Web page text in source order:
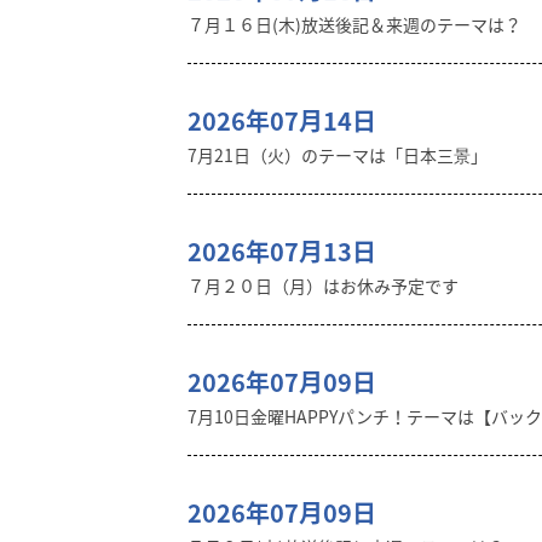
７月１６日(木)放送後記＆来週のテーマは？
2026年07月14日
7月21日（火）のテーマは「日本三景」
2026年07月13日
７月２０日（月）はお休み予定です
2026年07月09日
7月10日金曜HAPPYパンチ！テーマは【バック
2026年07月09日